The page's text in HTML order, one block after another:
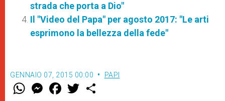
strada che porta a Dio"
Il "Video del Papa" per agosto 2017: "Le arti
esprimono la bellezza della fede"
GENNAIO 07, 2015 00:00 PAPI
W M
e
F
a w